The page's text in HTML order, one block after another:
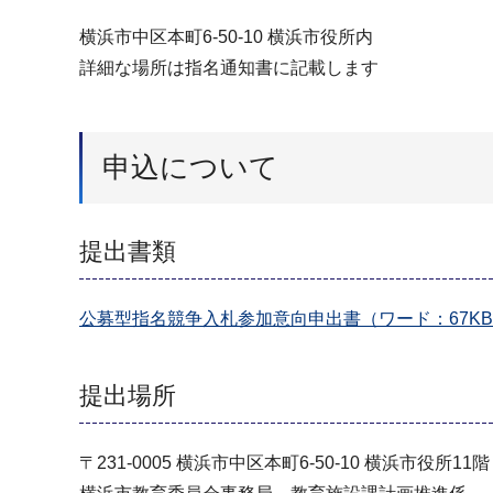
横浜市中区本町6-50-10 横浜市役所内
詳細な場所は指名通知書に記載します
申込について
提出書類
公募型指名競争入札参加意向申出書（ワード：
提出場所
〒231-0005 横浜市中区本町6-50-10 横浜市役所11階